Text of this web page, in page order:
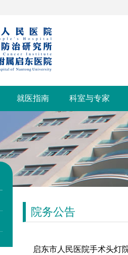
就医指南 科室与专家
院务公告
启东市人民医院手术头灯